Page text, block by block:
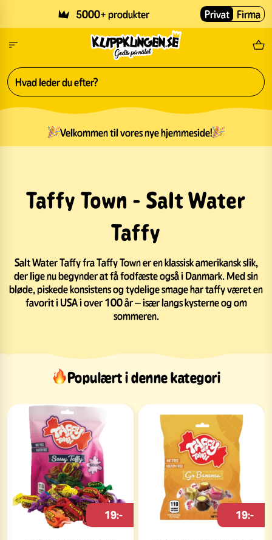
5000+ produkter Privat Firma
Velkommen til vores nye hjemmeside!
Taffy Town - Salt Water
Taffy
Salt Water Taffy fra Taffy Town er en klassisk amerikansk slik,
der lige nu begynder at få fodfæste også i Danmark. Med sin
bløde, piskede konsistens og tydelige smage har taffy været en
favorit i USA i over 100 år – især langs kysterne og om
sommeren.
Populært i denne kategori
19:- 19:-